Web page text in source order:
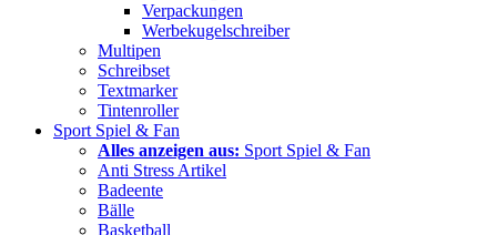
Verpackungen
Werbekugelschreiber
Multipen
Schreibset
Textmarker
Tintenroller
Sport Spiel & Fan
Alles anzeigen aus: Sport Spiel & Fan
Anti Stress Artikel
Badeente
Bälle
Basketball